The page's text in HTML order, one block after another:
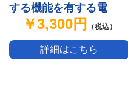
する機能を有する電
気・計装品の耐環境性
能の検証に関する指針
￥3,300円 （税込）
詳細はこちら